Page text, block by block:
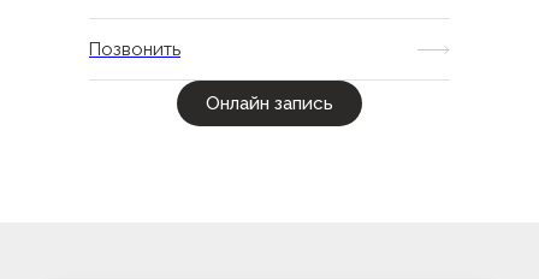
Позвонить
Онлайн запись